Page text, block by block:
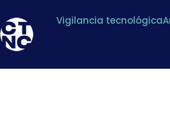
Vigilancia tecnológica